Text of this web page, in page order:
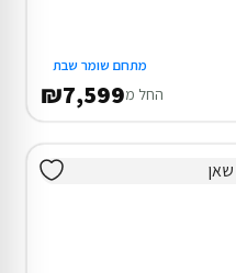
מתחם שומר שבת
החל מ₪7,599